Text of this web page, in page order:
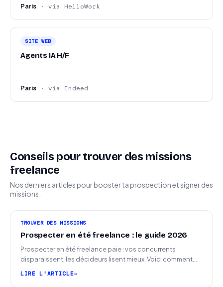
Paris · via HelloWork
SITE WEB
Agents IA H/F
Paris · via Indeed
Conseils pour trouver des missions
freelance
Nos derniers articles pour booster ta prospection et signer des
missions.
TROUVER DES MISSIONS
Prospecter en été freelance : le guide 2026
Prospecter en été freelance paie : vos concurrents
disparaissent, les décideurs lisent mieux. Voici comment
LIRE L'ARTICLE